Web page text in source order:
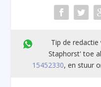
Tip de redactie
Staphorst' toe
15452330, en stuur